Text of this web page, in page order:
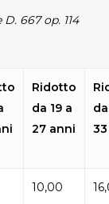
667 op. 114
Ridotto
da 19 a
27 anni
10,00